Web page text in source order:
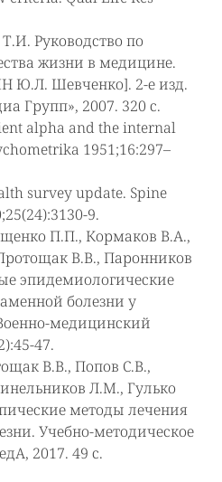
Руководство по
жизни в медицине.
Ю.Л. Шевченко]. 2-е изд.
Групп», 2007. 320 с.
alpha and the internal
1951;16:297–
survey update. Spine
9.
П.П., Кормаков В.А.,
В.В., Паронников
эпидемиологические
болезни у
медицинский
47.
В.В., Попов С.В.,
Л.М., Гулько
методы лечения
Учебно-методическое
2017. 49 с.